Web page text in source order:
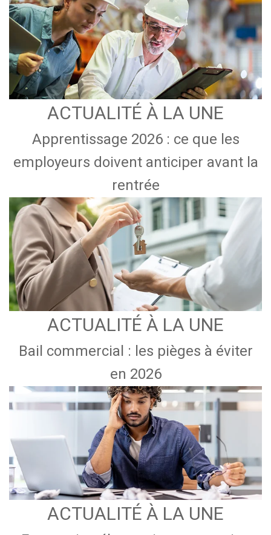
ACTUALITÉ À LA UNE
Apprentissage 2026 : ce que les
employeurs doivent anticiper avant la
rentrée
ACTUALITÉ À LA UNE
Bail commercial : les pièges à éviter
en 2026
ACTUALITÉ À LA UNE